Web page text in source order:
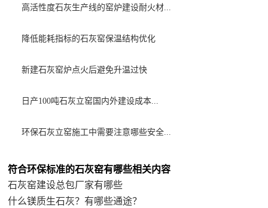
高活性度石灰生产线的窑炉建设耐火材...
降低能耗指标的石灰窑保温结构优化
新建石灰窑炉点火后避免升温过快
日产100吨石灰立窑国内外建设成本...
环保石灰立窑施工中需要注意哪些安全...
符合环保标准的石灰窑有哪些相关内容
石灰窑建设总包厂家有哪些
什么镁质生石灰？有哪些通途？